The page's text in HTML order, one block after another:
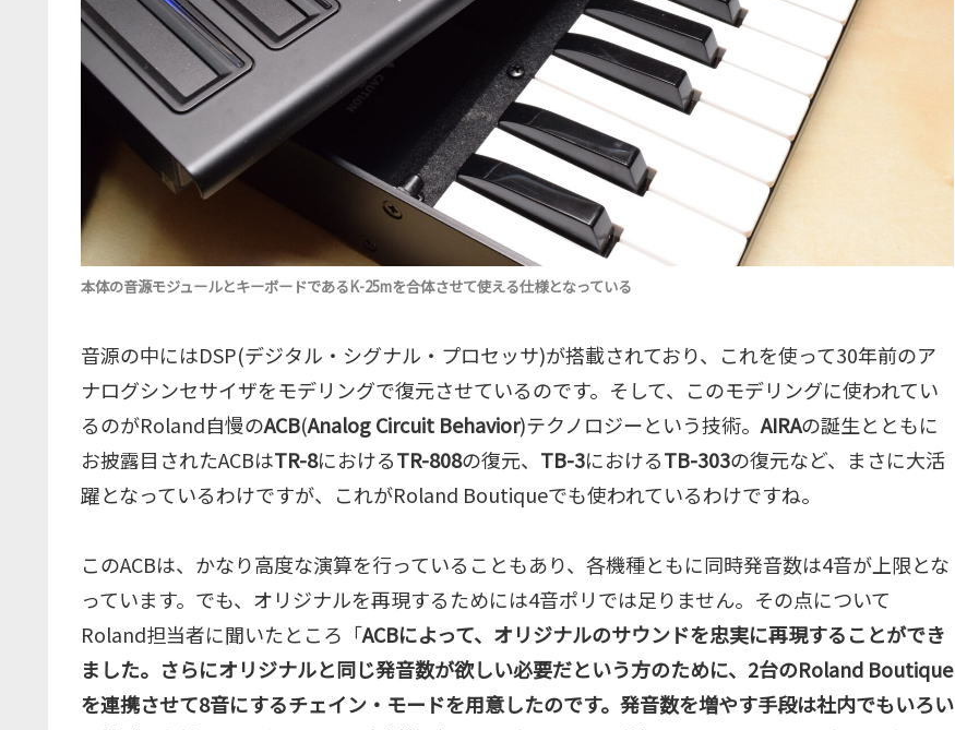
本体の音源モジュールとキーボードであるK-25mを合体させて使える仕様となっている
音源の中にはDSP(デジタル・シグナル・プロセッサ)が搭載されており、これを使って30年前のア
ナログシンセサイザをモデリングで復元させているのです。そして、このモデリングに使われてい
るのがRoland自慢のACB(Analog Circuit Behavior)テクノロジーという技術。 AIRAの誕生とともに
お披露目されたACBはTR-8におけるTR-808の復元、 TB-3におけるTB-303の復元など、まさに大活
躍となっているわけですが、これがRoland Boutiqueでも使われているわけですね。
このACBは、かなり高度な演算を行っていることもあり、各機種ともに同時発音数は4音が上限とな
っています。でも、オリジナルを再現するためには4音ポリでは足りません。その点について
Roland担当者に聞いたところ「ACBによって、オリジナルのサウンドを忠実に再現することができ
ました。さらにオリジナルと同じ発音数が欲しい必要だという方のために、2台のRoland Boutique
を連携させて8音にするチェイン・モードを用意したのです。発音数を増やす手段は社内でもいろい